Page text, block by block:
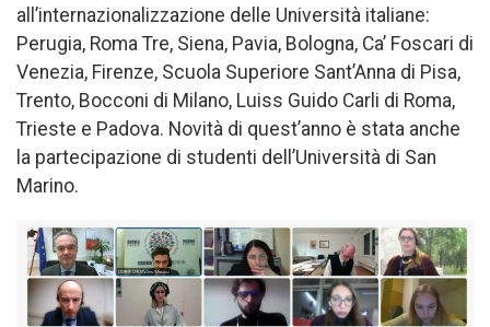
all’internazionalizzazione delle Università italiane:
Perugia, Roma Tre, Siena, Pavia, Bologna, Ca’ Foscari di
Venezia, Firenze, Scuola Superiore Sant’Anna di Pisa,
Trento, Bocconi di Milano, Luiss Guido Carli di Roma,
Trieste e Padova. Novità di quest’anno è stata anche
la partecipazione di studenti dell’Università di San
Marino.